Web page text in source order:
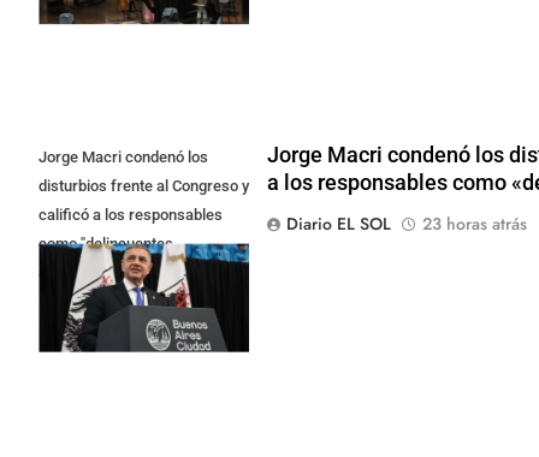
Jorge Macri condenó los
disturbios frente al Congreso y
calificó a los responsables
como "delincuentes
anarquistas"
Jorge Macri condenó los
a los responsables como
Diario EL SOL
23 horas atrás